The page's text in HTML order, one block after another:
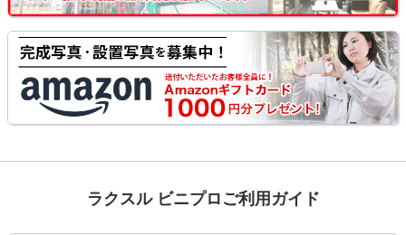
ラクスル ビニプロご利用ガイド